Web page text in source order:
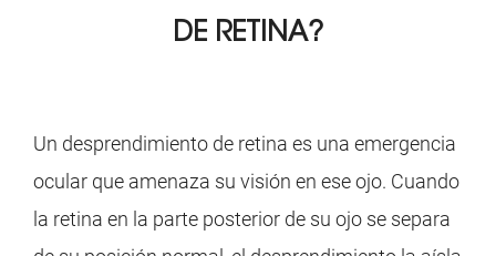
DE RETINA?
Un desprendimiento de retina es una emergencia
ocular que amenaza su visión en ese ojo. Cuando
la retina en la parte posterior de su ojo se separa